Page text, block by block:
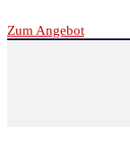
Zum Angebot